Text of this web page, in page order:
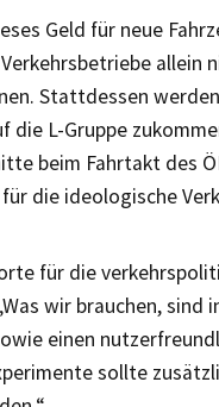
Geld für neue
allein
Stattdessen
die L-Gruppe
beim Fahrtakt des
die ideologische
für die
wir brauchen, sind
einen
sollte